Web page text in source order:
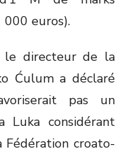
euros).
le directeur de la
Ćulum a déclaré
pas un
Luka considérant
croato-